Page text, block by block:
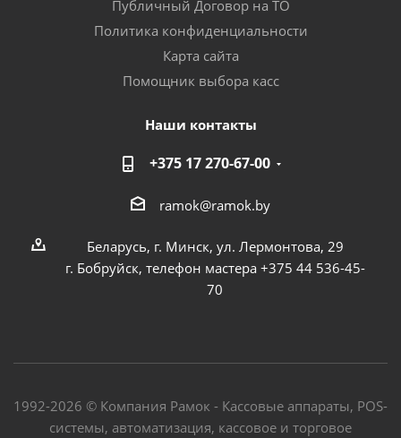
Публичный Договор на ТО
Политика конфиденциальности
Карта сайта
Помощник выбора касс
Наши контакты
+375 17 270-67-00
ramok@ramok.by
Беларусь, г. Минск, ул. Лермонтова, 29
г. Бобруйск, телефон мастера +375 44 536-45-
70
1992-2026 © Компания Рамок - Кассовые аппараты, POS-
системы, автоматизация, кассовое и торговое